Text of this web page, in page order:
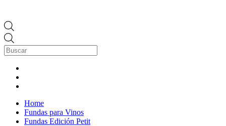
de
productos
Home
Fundas para Vinos
Fundas Edición Petit